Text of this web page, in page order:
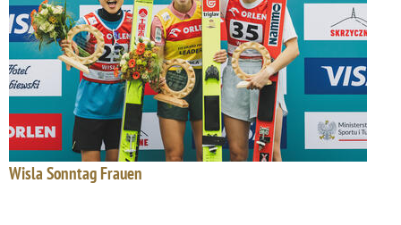
Wisla Sonntag Frauen